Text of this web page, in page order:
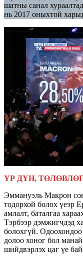
шатны санал
нь 2017 оныхтой
ҮР ДҮН,
Эммануэль Макрон
тодорхой болох үеэр
амлалт, баталгаа
Тэрбээр дэмжигчдэд
болохгүй.
долоо хоног бол
шийдвэрлэх цаг үе